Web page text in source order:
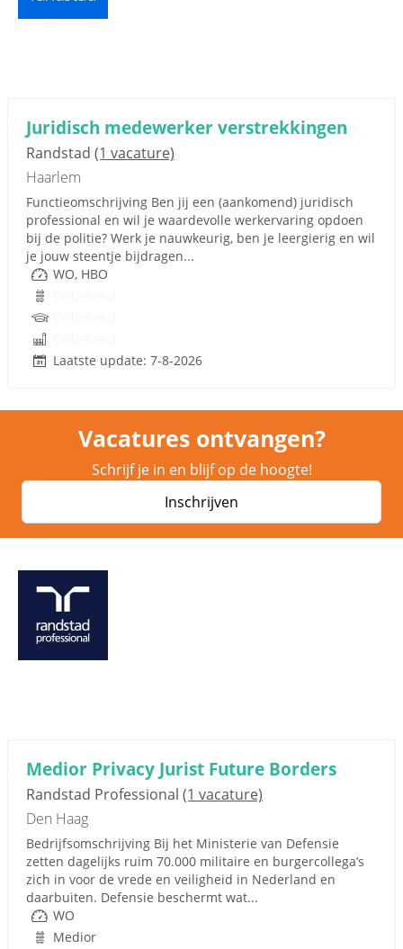
Juridisch medewerker verstrekkingen
Randstad (1 vacature)
Haarlem
Functieomschrijving Ben jij een (aankomend) juridisch
professional en wil je waardevolle werkervaring opdoen
bij de politie? Werk je nauwkeurig, ben je leergierig en wil
je jouw steentje bijdragen...
WO, HBO
Laatste update: 7-8-2026
Vacatures ontvangen?
Schrijf je in en blijf op de hoogte!
Inschrijven
Medior Privacy Jurist Future Borders
Randstad Professional (1 vacature)
Den Haag
Bedrijfsomschrijving Bij het Ministerie van Defensie
zetten dagelijks ruim 70.000 militaire en burgercollega’s
zich in voor de vrede en veiligheid in Nederland en
daarbuiten. Defensie beschermt wat...
WO
Medior